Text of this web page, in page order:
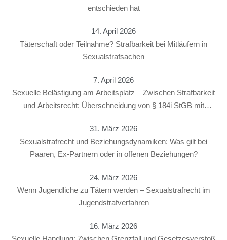
entschieden hat
14. April 2026
Täterschaft oder Teilnahme? Strafbarkeit bei Mitläufern in
Sexualstrafsachen
7. April 2026
Sexuelle Belästigung am Arbeitsplatz – Zwischen Strafbarkeit
und Arbeitsrecht: Überschneidung von § 184i StGB mit
31. März 2026
Sexualstrafrecht und Beziehungsdynamiken: Was gilt bei
Paaren, Ex-Partnern oder in offenen Beziehungen?
24. März 2026
Wenn Jugendliche zu Tätern werden – Sexualstrafrecht im
Jugendstrafverfahren
16. März 2026